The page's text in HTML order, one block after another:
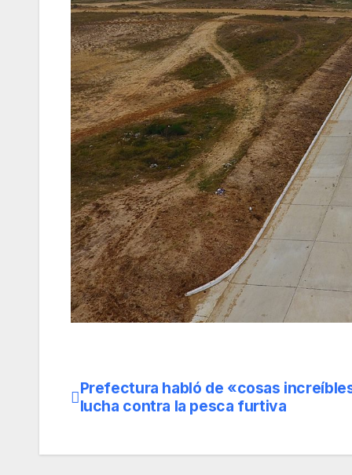
Navegación
entradas
Prefectura habló de «cosas
lucha contra la pesca furtiva